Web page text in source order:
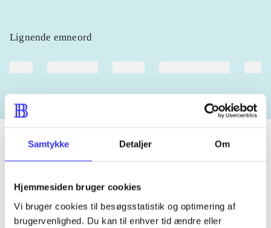
Samtykke Detaljer Om
Hjemmesiden bruger cookies
Vi bruger cookies til besøgsstatistik og optimering af
brugervenlighed. Du kan til enhver tid ændre eller
Lignende emneord
Artiklen er en del af